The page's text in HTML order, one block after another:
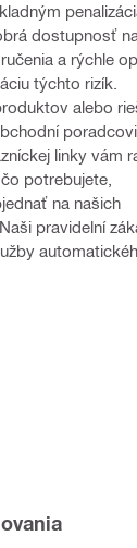
dostupnosť
a rýchle
týchto rizík.
alebo
linky vám
potrebujete,
na našich
pravidelní